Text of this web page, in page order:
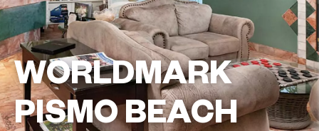
WORLDMARK
PISMO BEACH